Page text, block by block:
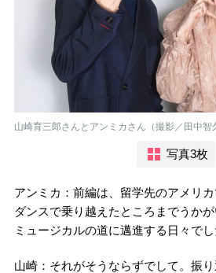
山崎育三郎さんとアンミカさん（撮影／田中智
写真3枚
アンミカ：前編は、留学先のアメリ
ダンスで乗り越えたところまでうかが
ミュージカルの道に邁進する日々でし
山崎：それがそうならずでして。振